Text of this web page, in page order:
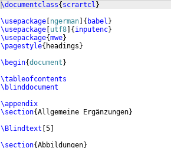
\documentclass{ scrartcl }
\usepackage ngerman { babel }
\usepackage utf8 { inputenc}
\usepackage{mwe}
\pagestyle{ headings }
\begin{document }
\tableofcontents
\blinddocument
\appendix
\section{Allgemeine Ergänzungen}
\Blindtext 5
\section{Abbildungen}